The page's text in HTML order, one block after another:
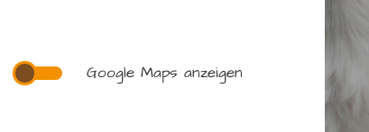
Google Maps anzeigen